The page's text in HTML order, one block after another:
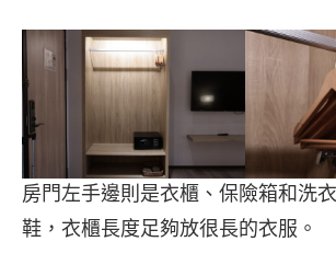
房門左手邊則是衣櫃、保險箱和洗
鞋，衣櫃長度足夠放很長的衣服。